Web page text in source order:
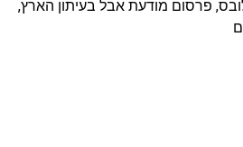
, פרסום מודעת אבל בעיתון הארץ,